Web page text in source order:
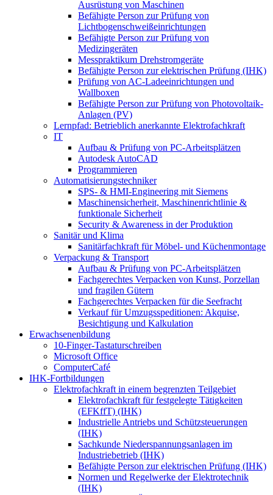
Ausrüstung von Maschinen
Befähigte Person zur Prüfung von
Lichtbogenschweißeinrichtungen
Befähigte Person zur Prüfung von
Medizingeräten
Messpraktikum Drehstromgeräte
Befähigte Person zur elektrischen Prüfung (IHK)
Prüfung von AC-Ladeeinrichtungen und
Wallboxen
Befähigte Person zur Prüfung von Photovoltaik-
Anlagen (PV)
Lernpfad: Betrieblich anerkannte Elektrofachkraft
IT
Aufbau & Prüfung von PC-Arbeitsplätzen
Autodesk AutoCAD
Programmieren
Automatisierungstechniker
SPS‑ & HMI‑Engineering mit Siemens
Maschinensicherheit, Maschinenrichtlinie &
funktionale Sicherheit
Security & Awareness in der Produktion
Sanitär und Klima
Sanitärfachkraft für Möbel- und Küchenmontage
Verpackung & Transport
Aufbau & Prüfung von PC-Arbeitsplätzen
Fachgerechtes Verpacken von Kunst, Porzellan
und fragilen Gütern
Fachgerechtes Verpacken für die Seefracht
Verkauf für Umzugsspeditionen: Akquise,
Besichtigung und Kalkulation
Erwachsenenbildung
10-Finger-Tastaturschreiben
Microsoft Office
ComputerCafé
IHK-Fortbildungen
Elektrofachkraft in einem begrenzten Teilgebiet
Elektrofachkraft für festgelegte Tätigkeiten
(EFKffT) (IHK)
Industrielle Antriebs und Schützsteuerungen
(IHK)
Sachkunde Niederspannungsanlagen im
Industriebetrieb (IHK)
Befähigte Person zur elektrischen Prüfung (IHK)
Normen und Regelwerke der Elektrotechnik
(IHK)